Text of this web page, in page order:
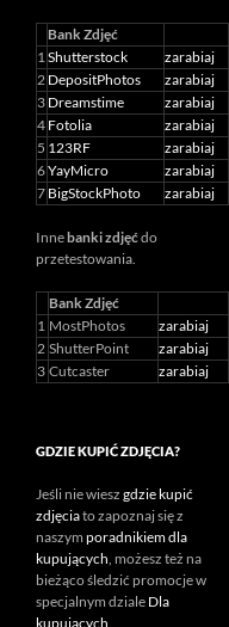
Bank Zdjęć
1Shutterstock
zarabiaj
2 DepositPhotos
zarabiaj
3 Dreamstime
zarabiaj
4 Fotolia
zarabiaj
5 123RF
zarabiaj
6YayMicro
zarabiaj
7 BigStockPhoto zarabiaj
Innebanki zdjęćdo
przetestowania.
Bank Zdjęć
1 MostPhotos
zarabiaj
2 ShutterPoint
zarabiaj
3 Cutcaster zarabiaj
GDZIE KUPIĆ ZDJĘCIA?
Jeśli nie wiesz gdzie kupić
zdjęciato zapoznaj się z
naszym poradnikiem dla
kupujących, możesz też na
bieżąco śledzić promocje w
specjalnym dziale Dla
kupujących